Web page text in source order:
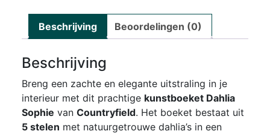
Beschrijving Beoordelingen (0)
Beschrijving
Breng een zachte en elegante uitstraling in je
interieur met dit prachtige kunstboeket Dahlia
Sophie van Countryfield. Het boeket bestaat uit
5 stelen met natuurgetrouwe dahlia’s in een